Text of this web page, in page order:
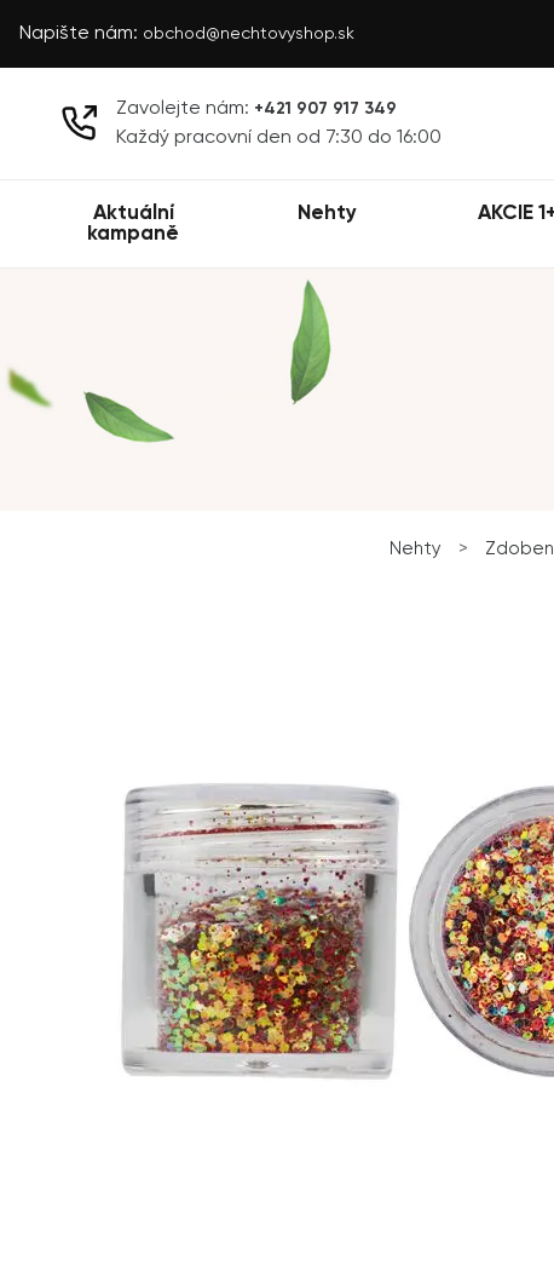
Napište nám: obchod@nechtovyshop.sk
Zavolejte nám: +421 907 917 349
Každý pracovní den od 7:30 do 16:00
Aktuální
kampaně
Nehty AKCIE
Nehty >